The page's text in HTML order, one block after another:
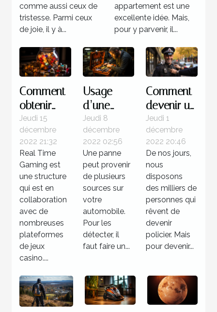
comme aussi ceux de
tristesse. Parmi ceux
de joie, il y à...
appartement est une
excellente idée. Mais,
pour y parvenir, il...
Comment
obtenir
des
jackpots
sur Real
Time
Gaming ?
Jeudi 15
décembre
2022 21:32
Real Time
Gaming est
une structure
qui est en
collaboration
avec de
nombreuses
plateformes
de jeux
casino....
Usage
d’une
valise
diagnostic
: Quelle
utilité pour
votre
voiture ?
Jeudi 8
décembre
2022 02:56
Une panne
peut provenir
de plusieurs
sources sur
votre
automobile.
Pour les
détecter, il
faut faire un...
Comment
devenir un
policier ?
Jeudi 1
décembre
2022 20:46
De nos jours,
nous
disposons
des milliers de
personnes qui
rêvent de
devenir
policier. Mais
pour devenir...